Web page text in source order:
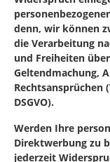
denn, wir können
die Verarbeitung
und Freiheiten
Geltendmachung,
Rechtsansprüchen
DSGVO).
Werden Ihre
Direktwerbung zu
jederzeit